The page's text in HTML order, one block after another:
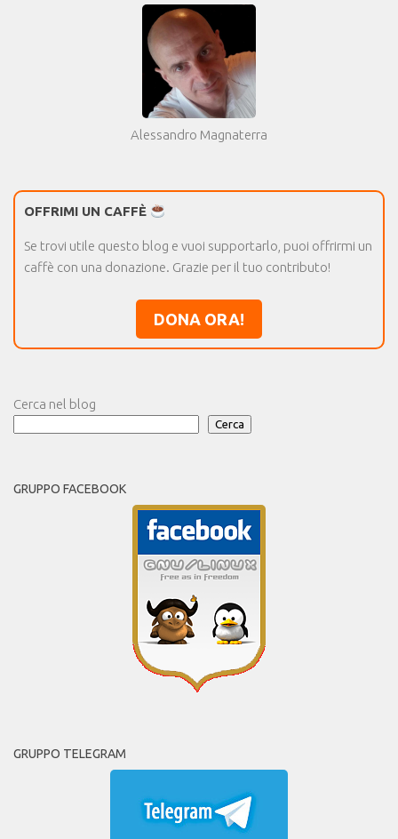
Alessandro Magnaterra
OFFRIMI UN CAFFÈ
Se trovi utile questo blog e vuoi supportarlo, puoi offrirmi un
caffè con una donazione. Grazie per il tuo contributo!
DONA ORA!
Cerca nel blog
Cerca
GRUPPO FACEBOOK
GRUPPO TELEGRAM